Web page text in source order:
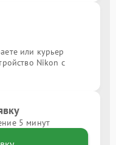
или курьер
Nikon с
5 минут